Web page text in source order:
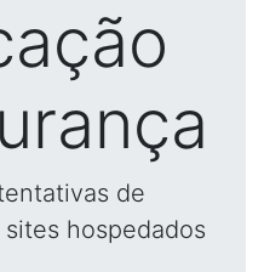
de
hospedados